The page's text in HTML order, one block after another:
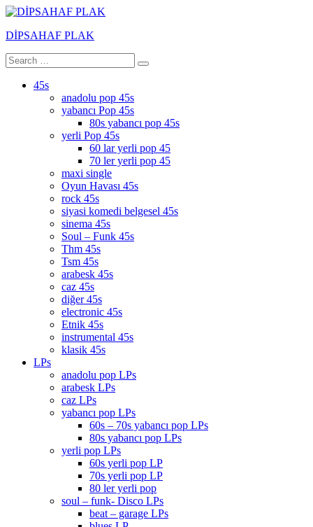
Skip
content
DİPSAHAF PLAK
DİPSAHAF
Search
for:
Search
45s
anadolu pop 45s
yabancı Pop 45s
80s yabancı pop 45s
yerli Pop 45s
60 lar yerli pop 45
70 ler yerli pop 45
maxi single
Oyun Havası 45s
rock 45s
siyasi komedi belgesel 45s
sinema 45s
Soul – Funk 45s
Thm 45s
Tsm 45s
arabesk 45s
caz 45s
diğer 45s
electronic 45s
Etnik 45s
instrumental 45s
klasik 45s
LPs
anadolu pop LPs
arabesk LPs
caz LPs
yabancı pop LPs
60s – 70s yabancı pop LPs
80s yabancı pop LPs
yerli pop LPs
60s yerli pop LP
70s yerli pop LP
80 ler yerli pop
soul – funk- Disco LPs
beat – garage LPs